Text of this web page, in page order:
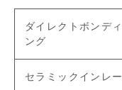
ダイレクトボンディ
ング
セラミックインレー